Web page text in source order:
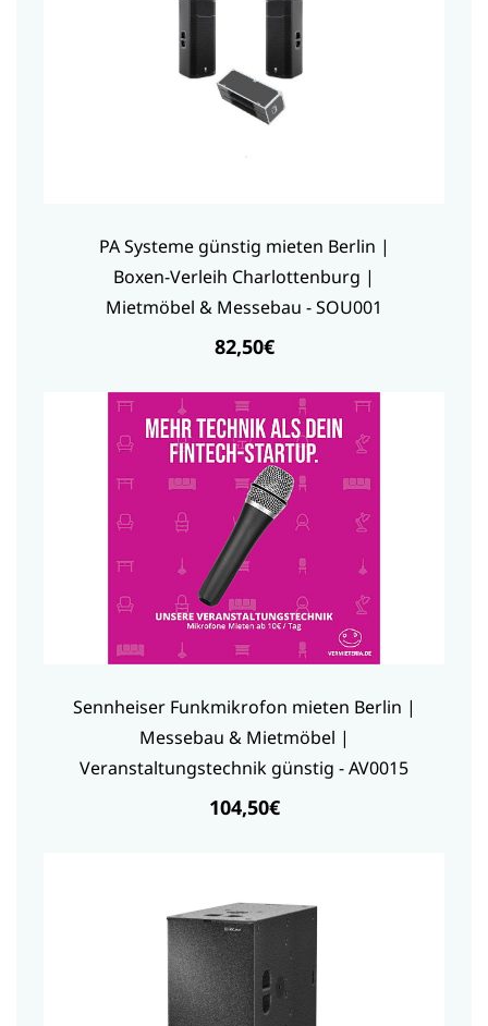
PA Systeme günstig mieten Berlin |
Boxen-Verleih Charlottenburg |
Mietmöbel & Messebau - SOU001
82,50€
Sennheiser Funkmikrofon mieten Berlin |
Messebau & Mietmöbel |
Veranstaltungstechnik günstig - AV0015
104,50€